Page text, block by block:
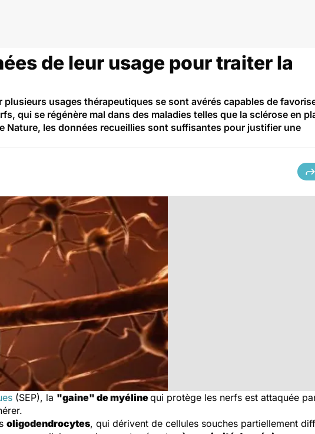
de leur usage pour traiter la
usages thérapeutiques se sont avérés capables de
qui se régénère mal dans des maladies telles que la sclérose en
Nature, les données recueillies sont suffisantes pour justifier une
(SEP), la "gaine" de myélinequi protège les nerfs est attaquée
oligodendrocytes, qui dérivent de cellules souches partiellement